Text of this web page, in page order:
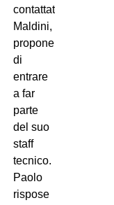
contattato
Maldini,
proponendogli
di
entrare
a far
parte
del suo
staff
tecnico.
Paolo
rispose